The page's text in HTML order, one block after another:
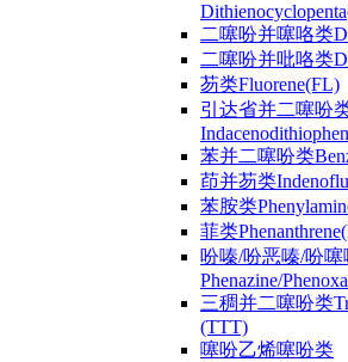
二噻吩并噻咯类
二噻吩并吡咯类
芴类Fluorene(FL)
引达省并二噻吩
苯并二噻吩类
茚并芴类
苯胺类
菲类
吩嗪/吩恶嗪/吩噻
Phenazine/
三稠并二噻吩类
(TTT)
噻吩乙烯噻吩类